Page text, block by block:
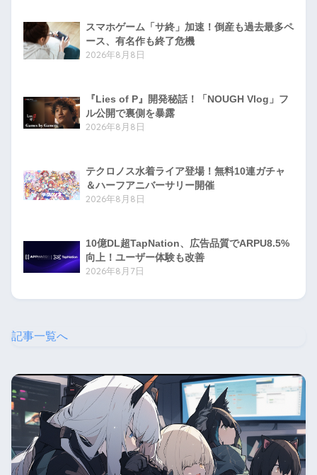
スマホゲーム「サ終」加速！倒産も過去最多ペ
ース、有名作も終了危機
2026年8月8日
『Lies of P』開発秘話！「NOUGH Vlog」フ
ル公開で裏側を暴露
2026年8月8日
テクロノス水着ライア登場！無料10連ガチャ
＆ハーフアニバーサリー開催
2026年8月8日
10億DL超TapNation、広告品質でARPU8.5%
向上！ユーザー体験も改善
2026年8月7日
記事一覧へ